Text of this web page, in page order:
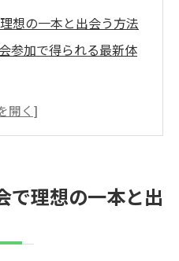
想の一本と出会う方法
参加で得られる最新体
ラブ試打会で理想を見
最新ゴルフクラブの特
が充実した試打会の選
で理想の一本と出